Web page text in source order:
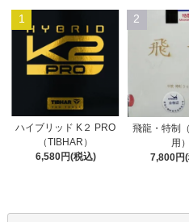
1
ハイブリッド K２ PRO
（TIBHAR）
6,580円(税込)
2
飛龍・特制
用）
7,800円